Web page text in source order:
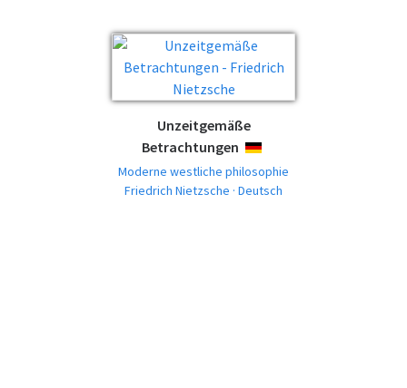
Unzeitgemäße
Betrachtungen
DEUTSCH
Moderne westliche philosophie
Friedrich Nietzsche · Deutsch